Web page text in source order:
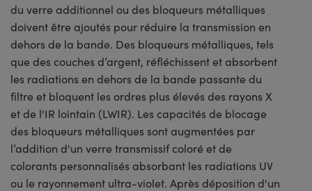
du verre additionnel ou des bloqueurs métalliques
doivent être ajoutés pour réduire la transmission en
dehors de la bande. Des bloqueurs métalliques, tels
que des couches d’argent, réfléchissent et absorbent
les radiations en dehors de la bande passante du
filtre et bloquent les ordres plus élevés des rayons X
et de l'IR lointain (LWIR). Les capacités de blocage
des bloqueurs métalliques sont augmentées par
l’addition d'un verre transmissif coloré et de
colorants personnalisés absorbant les radiations UV
ou le rayonnement ultra-violet. Après déposition d'un